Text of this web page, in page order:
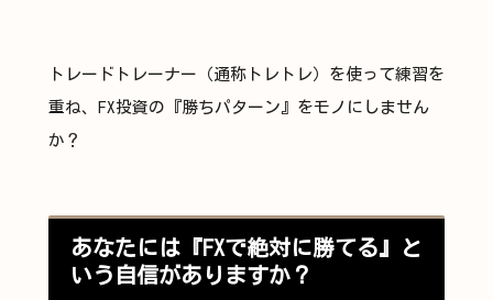
トレードトレーナー（通称トレトレ）を使って練習を
重ね、FX投資の『勝ちパターン』をモノにしません
か？
あなたには『FXで絶対に勝てる』と
いう自信がありますか？